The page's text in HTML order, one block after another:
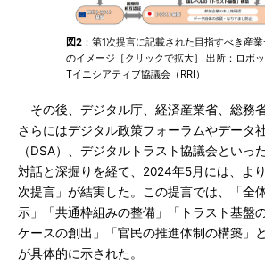
図2 ：第1次提言に記載された目指すべき産
のイメージ［クリックで拡大］ 出所：ロボ
Tイニシアティブ協議会（RRI）
その後、デジタル庁、経済産業省、総務
さらにはデジタル政策フォーラムやデータ
（DSA）、デジタルトラスト協議会といっ
対話と深掘りを経て、2024年5月には、よ
次提言」が結実した。この提言では、「全
示」「共通枠組みの整備」「トラスト基盤
ケースの創出」「官民の推進体制の構築」
が具体的に示された。